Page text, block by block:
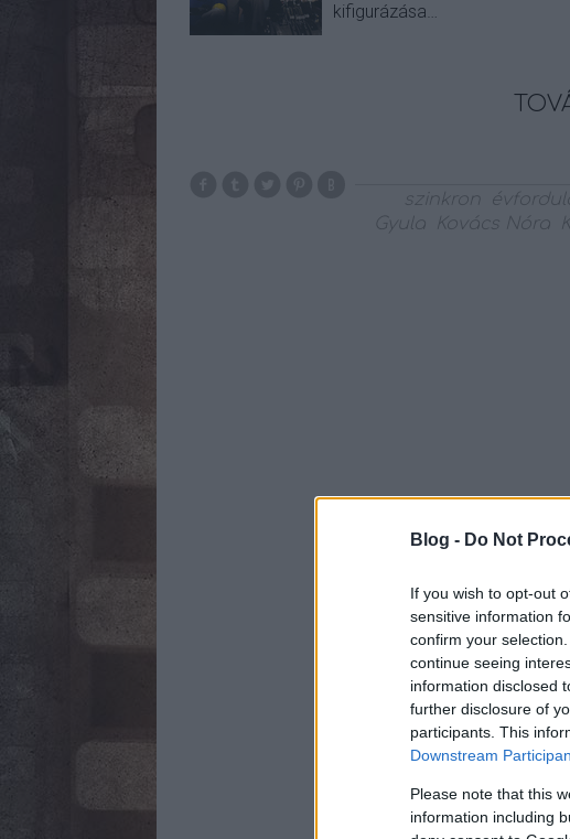
Blog - Do Not
If you wish to opt-out
sensitive information
confirm your
continue seeing
information disclosed
further disclosure of
participants. This
Downstream
Please note that this
information including
kifigurázása…
szinkron
Gyula
Kovács Nóra